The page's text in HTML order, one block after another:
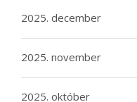
2025. december
2025. november
2025. október